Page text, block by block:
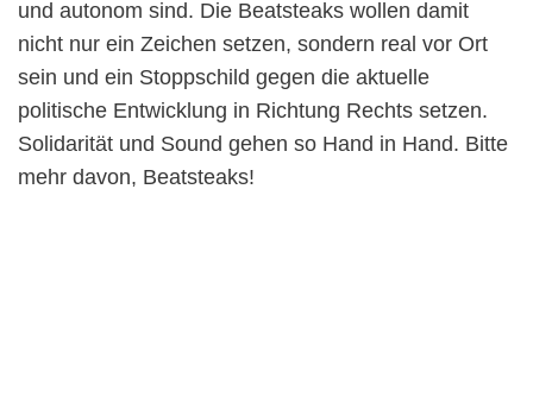
und autonom sind. Die Beatsteaks wollen damit
nicht nur ein Zeichen setzen, sondern real vor Ort
sein und ein Stoppschild gegen die aktuelle
politische Entwicklung in Richtung Rechts setzen.
Solidarität und Sound gehen so Hand in Hand. Bitte
mehr davon, Beatsteaks!